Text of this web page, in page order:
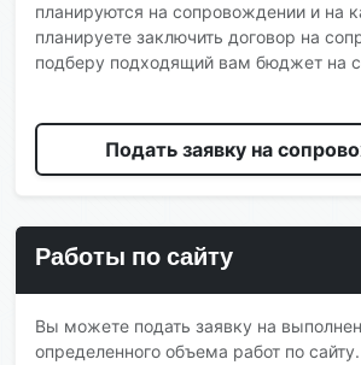
планируются на сопровождении и на
планируете заключить договор на
подберу подходящий вам бюджет на
Подать заявку на
Работы по сайту
Вы можете подать заявку на
определенного объема работ по